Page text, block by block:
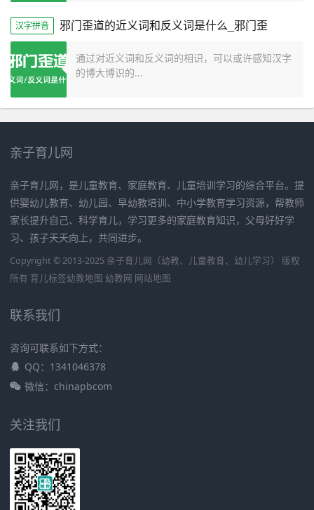
汉字拼音 邪门歪道的近义词和反义词是什么_邪门歪
通过对近义词和反义词的相识，可以或许感知汉字
的博大博识的...
亲子育儿网
亲子育儿网，是儿童教育、家庭教育、儿童培训学习的综合平台。提
供婴幼儿教育、幼儿园、早幼教培训、中小学教育学习资源，帮教师
家长提升自己、科学育儿，学习更多的家庭教育知识，父母好好学
习、孩子天天向上，共同进步。
Copyright © 2013-2025 亲子育儿网（幼教、儿童教育、幼儿学习） 版权
所有 育儿标签幼教地图 幼教网 网站地图
联系我们
咨询可联系如下方式：
QQ：1341046378
微信：chinapbcom
关注我们